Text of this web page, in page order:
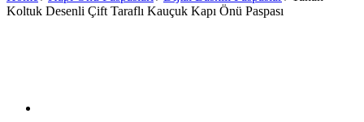
Koltuk Desenli Çift Taraflı Kauçuk Kapı Önü Paspası